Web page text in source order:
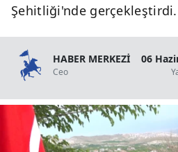
Şehitliği'nde gerçekleştirdi.
HABER MERKEZİ
Ceo
06